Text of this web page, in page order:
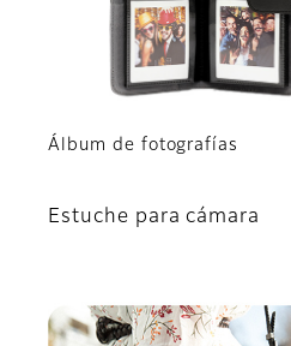
Álbum de fotografías
Estuche para cámara